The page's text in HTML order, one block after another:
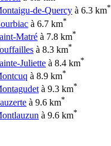
de-Quercy à 6.3 km*
à 6.7 km*
Matré à 7.8 km*
à 8.3 km*
Juliette à 8.4 km*
à 8.9 km*
à 9.3 km*
à 9.6 km*
à 9.6 km*